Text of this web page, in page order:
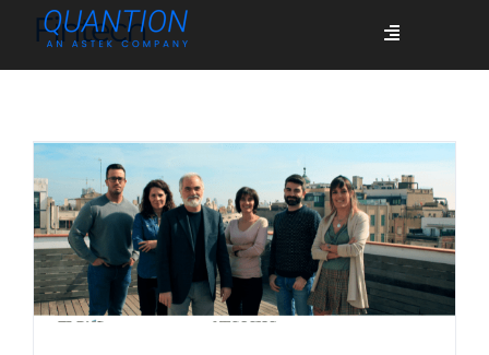
Toggle
Quiénes somos
Casos de éxito
Fintech